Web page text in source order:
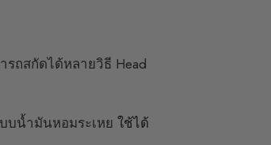
ถสกัดได้หลายวิธี Head
บน้ำมันหอมระเหย ใช้ได้